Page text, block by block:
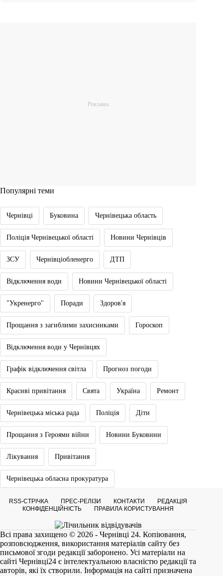
Популярні теми
Чернівці Буковина Чернівецька область
Поліція Чернівецької області Новини Чернівців
ЗСУ Чернівціобленерго ДТП
Відключення води Новини Чернівецької області
"Укренерго" Поради Здоров'я
Прощання з загиблими захисниками Гороскоп
Відключення води у Чернівцях
Графік відключення світла Прогноз погоди
Красиві привітання Свята Україна Ремонт
Чернівецька міська рада Поліція Діти
Прощання з Героями війни Новини Буковини
Лікування Привітання
Чернівецька обласна прокуратура
RSS-СТРІЧКА ПРЕС-РЕЛІЗИ КОНТАКТИ
РЕДАКЦІЯ
КОНФІДЕНЦІЙНІСТЬ
ПРАВИЛА КОРИСТУВАННЯ
Всі права захищено © 2026 - Чернівці 24. Копіювання,
розповсюдження, використання матеріалів сайту без
письмової згоди редакції заборонено. Усі матеріали на
сайті Чернівці24 є інтелектуальною власністю редакції та
авторів, які їх створили. Інформація на сайті призначена